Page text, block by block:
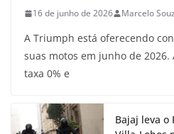
16 de junho de 2026 Marcelo
A Triumph está oferecendo
suas motos em junho de 2026.
taxa 0% e
Bajaj leva o